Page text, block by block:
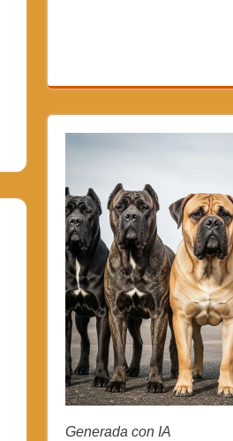
Generada con IA